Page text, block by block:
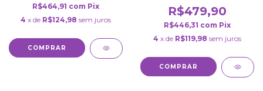
R$464,91 com Pix
4 x de R$124,98 sem juros
COMPRAR
R$479,90
R$446,31 com Pix
4 x de R$119,98 sem juros
COMPRAR